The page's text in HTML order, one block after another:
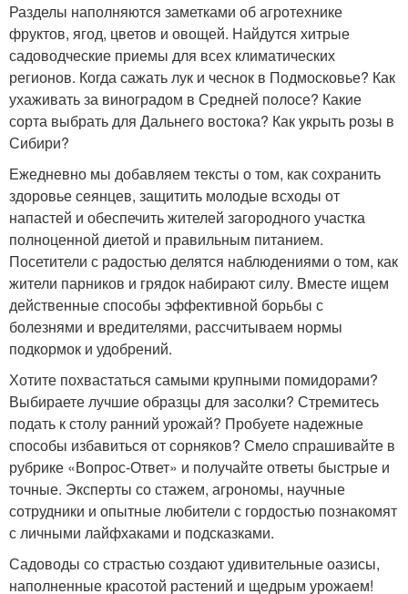
Разделы наполняются заметками об агротехнике
фруктов, ягод, цветов и овощей. Найдутся хитрые
садоводческие приемы для всех климатических
регионов. Когда сажать лук и чеснок в Подмосковье? Как
ухаживать за виноградом в Средней полосе? Какие
сорта выбрать для Дальнего востока? Как укрыть розы в
Сибири?
Ежедневно мы добавляем тексты о том, как сохранить
здоровье сеянцев, защитить молодые всходы от
напастей и обеспечить жителей загородного участка
полноценной диетой и правильным питанием.
Посетители с радостью делятся наблюдениями о том, как
жители парников и грядок набирают силу. Вместе ищем
действенные способы эффективной борьбы с
болезнями и вредителями, рассчитываем нормы
подкормок и удобрений.
Хотите похвастаться самыми крупными помидорами?
Выбираете лучшие образцы для засолки? Стремитесь
подать к столу ранний урожай? Пробуете надежные
способы избавиться от сорняков? Смело спрашивайте в
рубрике «Вопрос-Ответ» и получайте ответы быстрые и
точные. Эксперты со стажем, агрономы, научные
сотрудники и опытные любители с гордостью познакомят
с личными лайфхаками и подсказками.
Садоводы со страстью создают удивительные оазисы,
наполненные красотой растений и щедрым урожаем!